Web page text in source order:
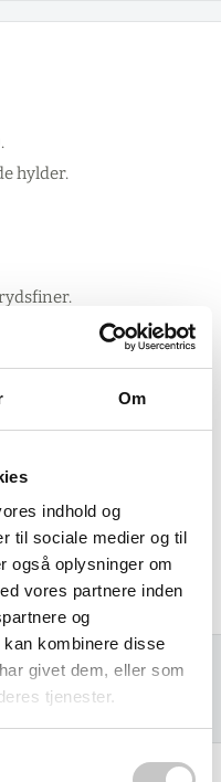
Om
indhold og
til sociale medier og til
også oplysninger om
vores partnere inden
og
kombinere disse
givet dem, eller som
tjenester.
hylder.
2 faste hjul.